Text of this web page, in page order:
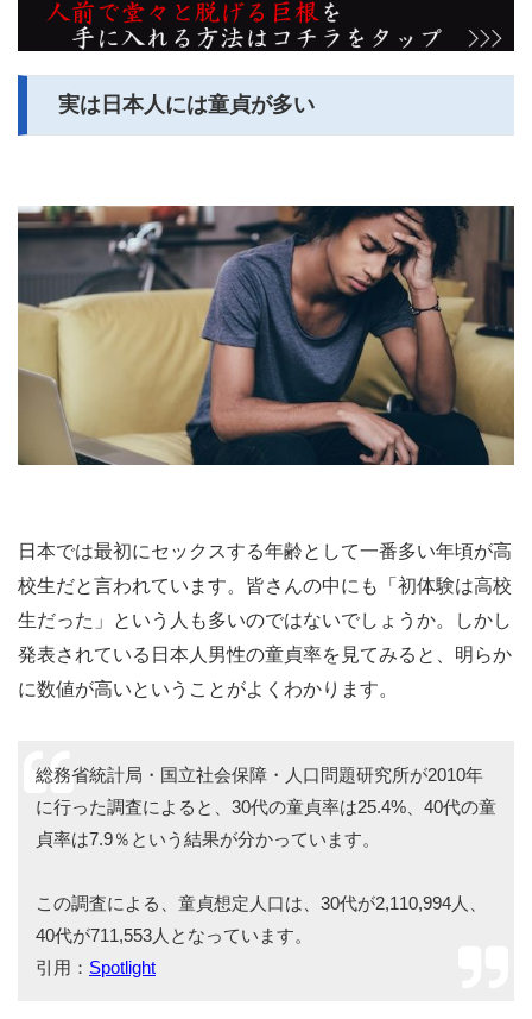
実は日本人には童貞が多い
日本では最初にセックスする年齢として一番多い年頃が高
校生だと言われています。皆さんの中にも「初体験は高校
生だった」という人も多いのではないでしょうか。しかし
発表されている日本人男性の童貞率を見てみると、明らか
に数値が高いということがよくわかります。
総務省統計局・国立社会保障・人口問題研究所が2010年
に行った調査によると、30代の童貞率は25.4%、40代の童
貞率は7.9％という結果が分かっています。
この調査による、童貞想定人口は、30代が2,110,994人、
40代が711,553人となっています。
引用： Spotlight